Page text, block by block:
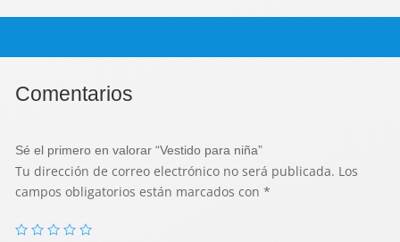
Comentarios
Sé el primero en valorar “Vestido para niña”
Tu dirección de correo electrónico no será publicada. Los
campos obligatorios están marcados con *